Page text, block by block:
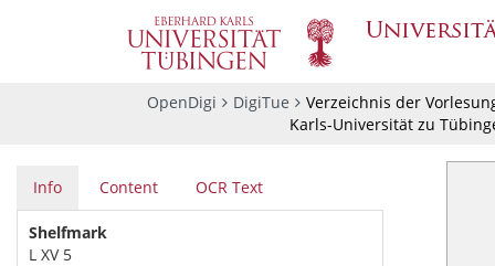
OpenDigi DigiTue
Verzeichnis der
Karls-Universität zu
Info Content OCR Text
Shelfmark
L XV 5